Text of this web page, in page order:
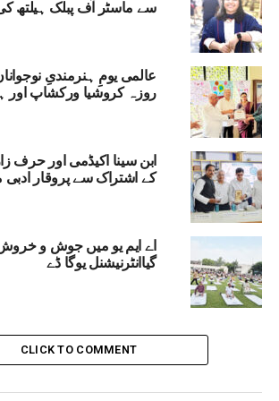
صرف ڈگری حاصل کرنا کامیابی نہیں
کے لیے مفید اور باکردار شہری بننا
اصل مقصد ہے۔
انہوں نے کہا کہ راجہ مہندر پرتاپ سنگھ
اور تعلیم کے فروغ کے لیے گراں قدر خدمات
نوجوان نسل کو ان کی زندگی، نظریات اور
روشناس کرانا ہر تعلیمی ادارے کی ذمہ
یونیورسٹیوں میں عظیم شخصیات پر
اور علمی سرگرمیوں کے انعقاد پر زور دیا۔
میں 33 طالبات اور 17 طلبہ
واضح ثبوت ہے کہ بیٹیاں ہر میدان
سے ماسٹر آف پبلک ہیلتھ
روزہ کروشیا ورکشاپ اور
ابن سینا اکیڈمی اور حرف
کے اشتراک سے پروقار ادبی
اے ایم یو میں جوش و خروش
گیاانٹرنیشنل یوگا ڈے
CLICK TO COMMENT